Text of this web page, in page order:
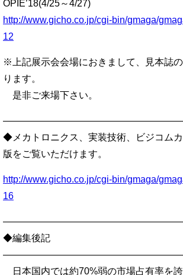
OPIE’18(4/25～4/27)
http://www.gicho.co.jp/cgi-bin/gmaga/
12
※上記展示会会場におきまして、見本誌
ります。
是非ご来場下さい。
◆メカトロニクス、実装技術、ビジコム
版をご覧いただけます。
http://www.gicho.co.jp/cgi-bin/gmaga/
16
◆編集後記
日本国内では約70%弱の市場占有率を